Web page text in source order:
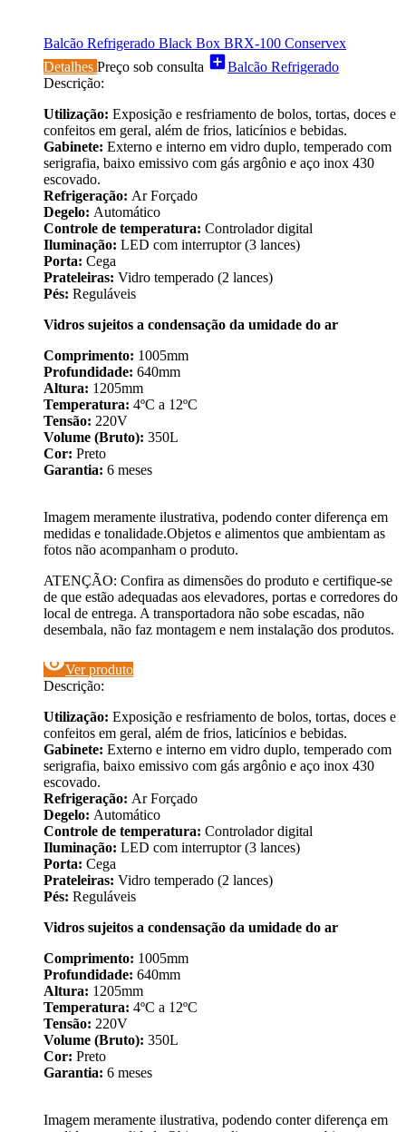
Balcão Refrigerado Black Box BRX-100 Conservex
Detalhes Preço sob consulta add_boxBalcão Refrigerado
Descrição:
Utilização: Exposição e resfriamento de bolos, tortas, doces e
confeitos em geral, além de frios, laticínios e bebidas.
Gabinete: Externo e interno em vidro duplo, temperado com
serigrafia, baixo emissivo com gás argônio e aço inox 430
escovado.
Refrigeração: Ar Forçado
Degelo: Automático
Controle de temperatura: Controlador digital
Iluminação: LED com interruptor (3 lances)
Porta: Cega
Prateleiras: Vidro temperado (2 lances)
Pés: Reguláveis
Vidros sujeitos a condensação da umidade do ar
Comprimento: 1005mm
Profundidade: 640mm
Altura: 1205mm
Temperatura: 4ºC a 12ºC
Tensão: 220V
Volume (Bruto): 350L
Cor: Preto
Garantia: 6 meses
Imagem meramente ilustrativa, podendo conter diferença em
medidas e tonalidade.Objetos e alimentos que ambientam as
fotos não acompanham o produto.
ATENÇÃO: Confira as dimensões do produto e certifique-se
de que estão adequadas aos elevadores, portas e corredores do
local de entrega. A transportadora não sobe escadas, não
desembala, não faz montagem e nem instalação dos produtos.
visibilityVer produto
Descrição:
Utilização: Exposição e resfriamento de bolos, tortas, doces e
confeitos em geral, além de frios, laticínios e bebidas.
Gabinete: Externo e interno em vidro duplo, temperado com
serigrafia, baixo emissivo com gás argônio e aço inox 430
escovado.
Refrigeração: Ar Forçado
Degelo: Automático
Controle de temperatura: Controlador digital
Iluminação: LED com interruptor (3 lances)
Porta: Cega
Prateleiras: Vidro temperado (2 lances)
Pés: Reguláveis
Vidros sujeitos a condensação da umidade do ar
Comprimento: 1005mm
Profundidade: 640mm
Altura: 1205mm
Temperatura: 4ºC a 12ºC
Tensão: 220V
Volume (Bruto): 350L
Cor: Preto
Garantia: 6 meses
Imagem meramente ilustrativa, podendo conter diferença em